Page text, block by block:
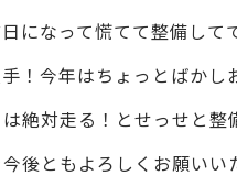
になって慌てて整備して
！今年はちょっとばかし
絶対走る！とせっせと整
後ともよろしくお願いい